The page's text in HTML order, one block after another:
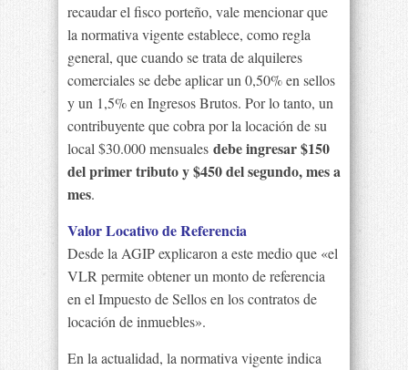
recaudar el fisco porteño, vale mencionar que
la normativa vigente establece, como regla
general, que cuando se trata de alquileres
comerciales se debe aplicar un 0,50% en sellos
y un 1,5% en Ingresos Brutos. Por lo tanto, un
contribuyente que cobra por la locación de su
local $30.000 mensuales debe ingresar $150
del primer tributo y $450 del segundo, mes a
mes.
Valor Locativo de Referencia
Desde la AGIP explicaron a este medio que «el
VLR permite obtener un monto de referencia
en el Impuesto de Sellos en los contratos de
locación de inmuebles».
En la actualidad, la normativa vigente indica